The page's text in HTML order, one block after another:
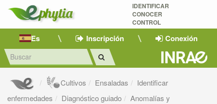
IDENTIFICAR
CONOCER
CONTROL
Es Inscripción Conexión
Cultivos Ensaladas
Identificar
enfermedades
Diagnóstico guiado
Anomalías y